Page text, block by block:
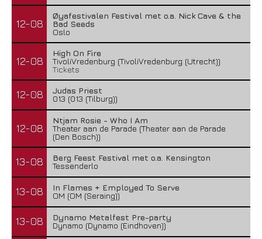
12-08
Øyafestivalen Festival met o.a. Nick Cave & the
Bad Seeds
Oslo
12-08
High On Fire
TivoliVredenburg (TivoliVredenburg (Utrecht))
Tickets
12-08
Judas Priest
013 (013 (Tilburg))
12-08
Ntjam Rosie - Who I Am
Theater aan de Parade (Theater aan de Parade
(Den Bosch))
13-08
Berg Feest Festival met o.a. Kensington
Tessenderlo
13-08
In Flames + Employed To Serve
OM (OM (Seraing))
13-08
Dynamo Metalfest Pre-party
Dynamo (Dynamo (Eindhoven))